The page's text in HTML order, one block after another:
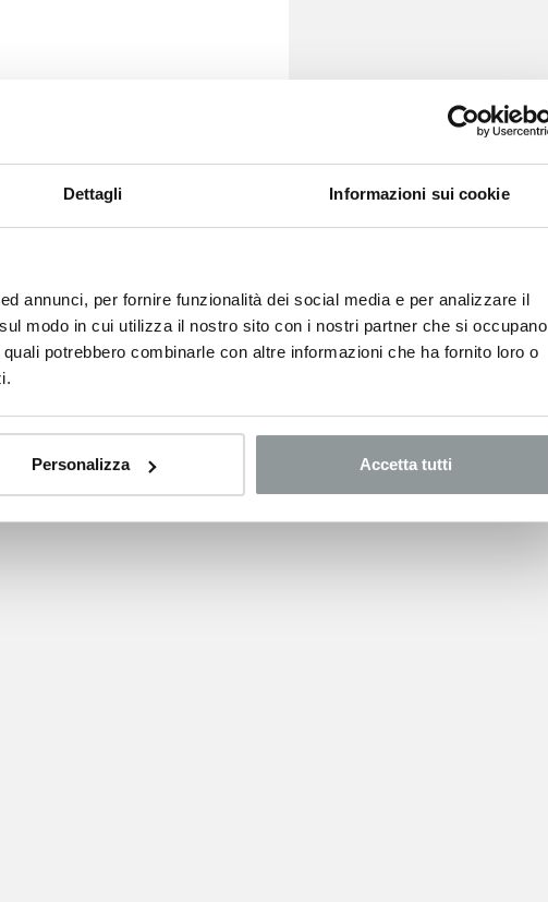
Dettagli Informazioni sui cookie
annunci, per fornire funzionalità dei social media e per analizzare il
modo in cui utilizza il nostro sito con i nostri partner che si occupano
potrebbero combinarle con altre informazioni che ha fornito loro o
Personalizza Accetta tutti
potrebbero non coincidere con
dai diversi portali. Autonord
che non rappresentano in alcun
concessionario ufficiale Renault,
nel mercato automobilistico e
specializzati operano per offrire
per soddisfare le esigenze di ogni
fuori regione una notte in